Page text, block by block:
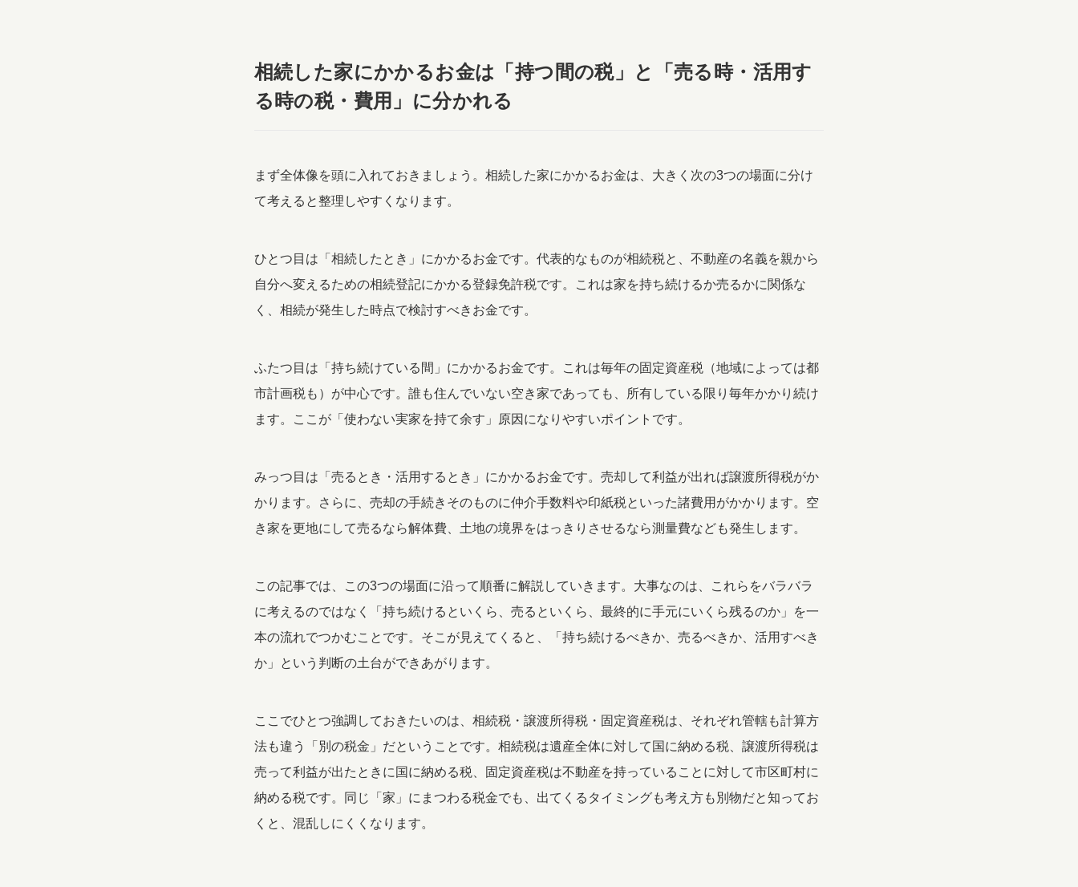
相続した家にかかるお金は「持つ間の税」と「売る時・活用す
る時の税・費用」に分かれる
まず全体像を頭に入れておきましょう。相続した家にかかるお金は、大きく次の3つの場面に分け
て考えると整理しやすくなります。
ひとつ目は「相続したとき」にかかるお金です。代表的なものが相続税と、不動産の名義を親から
自分へ変えるための相続登記にかかる登録免許税です。これは家を持ち続けるか売るかに関係な
く、相続が発生した時点で検討すべきお金です。
ふたつ目は「持ち続けている間」にかかるお金です。これは毎年の固定資産税（地域によっては都
市計画税も）が中心です。誰も住んでいない空き家であっても、所有している限り毎年かかり続け
ます。ここが「使わない実家を持て余す」原因になりやすいポイントです。
みっつ目は「売るとき・活用するとき」にかかるお金です。売却して利益が出れば譲渡所得税がか
かります。さらに、売却の手続きそのものに仲介手数料や印紙税といった諸費用がかかります。空
き家を更地にして売るなら解体費、土地の境界をはっきりさせるなら測量費なども発生します。
この記事では、この3つの場面に沿って順番に解説していきます。大事なのは、これらをバラバラ
に考えるのではなく「持ち続けるといくら、売るといくら、最終的に手元にいくら残るのか」を一
本の流れでつかむことです。そこが見えてくると、「持ち続けるべきか、売るべきか、活用すべき
か」という判断の土台ができあがります。
ここでひとつ強調しておきたいのは、相続税・譲渡所得税・固定資産税は、それぞれ管轄も計算方
法も違う「別の税金」だということです。相続税は遺産全体に対して国に納める税、譲渡所得税は
売って利益が出たときに国に納める税、固定資産税は不動産を持っていることに対して市区町村に
納める税です。同じ「家」にまつわる税金でも、出てくるタイミングも考え方も別物だと知ってお
くと、混乱しにくくなります。